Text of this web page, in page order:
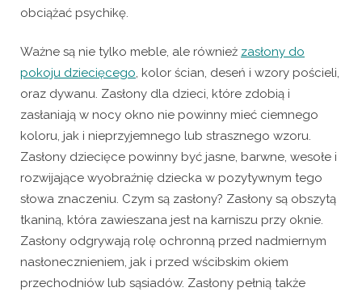
obciążać psychikę.
Ważne są nie tylko meble, ale również zasłony do
pokoju dziecięcego, kolor ścian, deseń i wzory pościeli,
oraz dywanu. Zasłony dla dzieci, które zdobią i
zasłaniają w nocy okno nie powinny mieć ciemnego
koloru, jak i nieprzyjemnego lub strasznego wzoru.
Zasłony dziecięce powinny być jasne, barwne, wesołe i
rozwijające wyobraźnię dziecka w pozytywnym tego
słowa znaczeniu. Czym są zasłony? Zasłony są obszytą
tkaniną, która zawieszana jest na karniszu przy oknie.
Zasłony odgrywają rolę ochronną przed nadmiernym
nasłonecznieniem, jak i przed wścibskim okiem
przechodniów lub sąsiadów. Zasłony pełnią także